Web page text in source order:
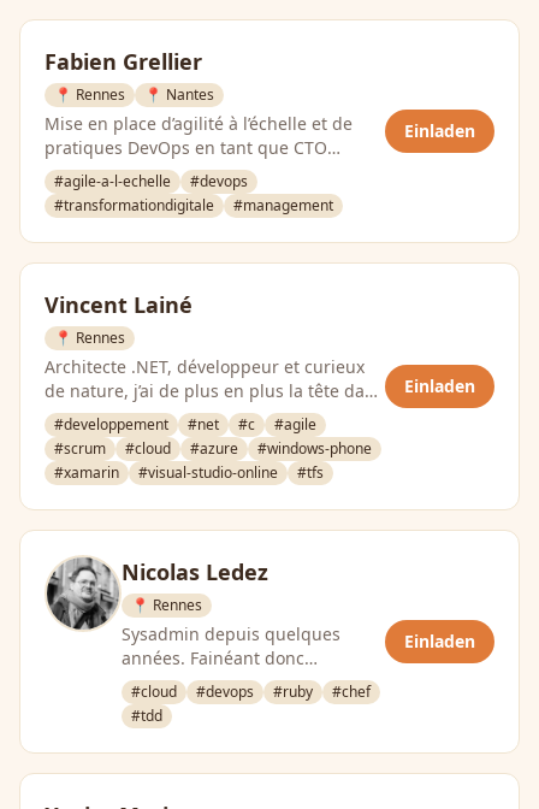
Fabien Grellier
📍 Rennes 📍 Nantes
Mise en place d’agilité à l’échelle et de
pratiques DevOps en tant que CTO
PagesJaunes.fr, puis chez …
#agile-a-l-echelle
#devops
#transformationdigitale
#management
Einladen
Vincent Lainé
📍 Rennes
Architecte .NET, développeur et curieux
de nature, j’ai de plus en plus la tête dans
le cloud et sur mon mobile
#developpement #net #c
#agile
#scrum
#cloud #azure
#windows-phone
#xamarin
#visual-studio-online #tfs
Einladen
Nicolas Ledez
📍 Rennes
Sysadmin depuis quelques
années. Fainéant donc
développeur (Ruby, Python,
‘bash’, etc.). Donc forcement …
#cloud #devops #ruby
#chef
#tdd
Einladen